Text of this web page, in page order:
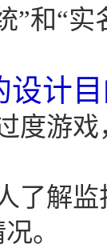
”和“实
设计
度游
了解
。